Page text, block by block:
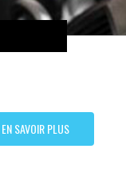
EN SAVOIR PLUS